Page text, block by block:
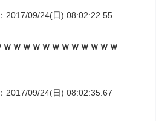
：2017/09/24(日) 08:02:22.55
ｗｗｗｗｗｗｗｗｗｗｗ
：2017/09/24(日) 08:02:35.67